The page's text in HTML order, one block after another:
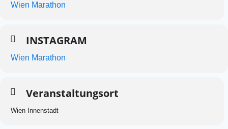
Wien Marathon
INSTAGRAM
Wien Marathon
Veranstaltungsort
Wien Innenstadt